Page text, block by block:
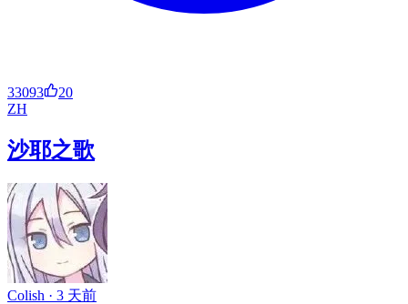
33093
20
ZH
沙耶之歌
Colish · 3 天前